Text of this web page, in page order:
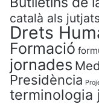
català als
Drets
Formació
jornades
Presidència
terminologia